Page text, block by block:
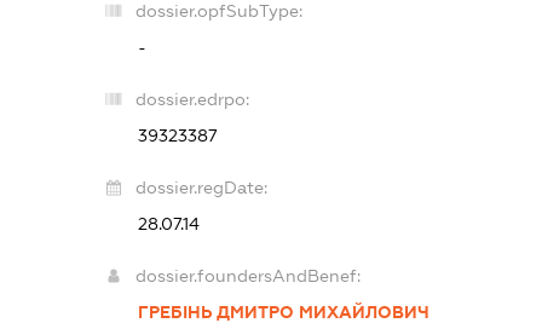
dossier.opfSubType:
-
dossier.edrpo:
39323387
dossier.regDate:
28.07.14
dossier.foundersAndBenef:
ГРЕБІНЬ ДМИТРО МИХАЙЛОВИЧ